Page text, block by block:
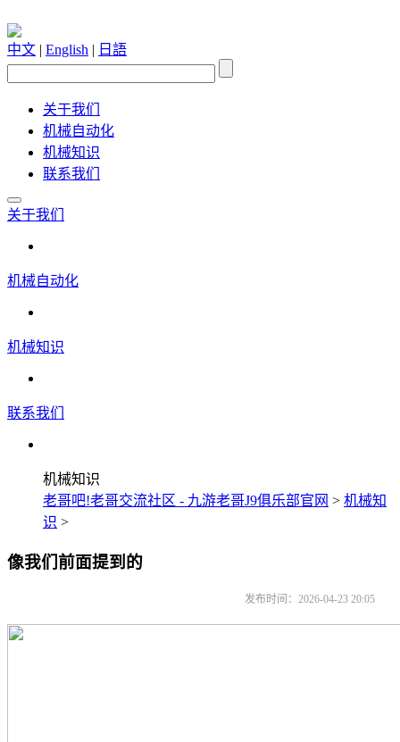
中文 | English | 日語
关于我们
机械自动化
机械知识
联系我们
关于我们
机械自动化
机械知识
联系我们
机械知识
老哥吧!老哥交流社区 - 九游老哥J9俱乐部官网 > 机械知
识 >
像我们前面提到的
发布时间：2026-04-23 20:05